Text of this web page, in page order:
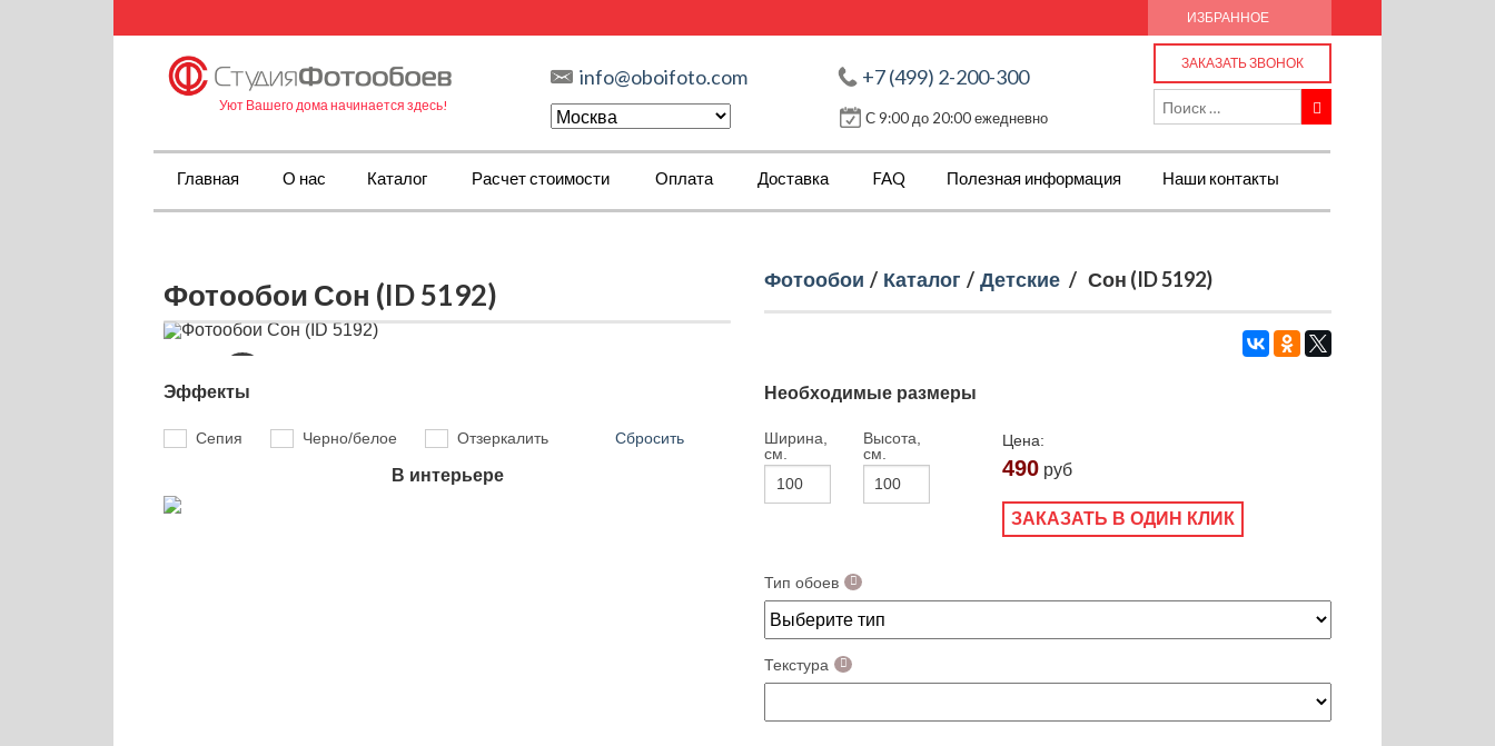
ИЗБРАННОЕ
Уют Вашего дома начинается здесь!
info@oboifoto.com +7 (499) 2-200-300
С 9:00 до 20:00 ежедневно
ЗАКАЗАТЬ ЗВОНОК
Главная О нас Каталог Расчет стоимости Оплата Доставка FAQ Полезная информация Наши контакты
Фотообои Сон (ID 5192)
Эффекты
Сепия Черно/белое Отзеркалить Сбросить
В интерьере
Фотообои / Каталог / Детские / Сон (ID 5192)
Необходимые размеры
Ширина,
см.
Высота,
см.
Цена:
490 руб
ЗАКАЗАТЬ В ОДИН КЛИК
Тип обоев
Текстура